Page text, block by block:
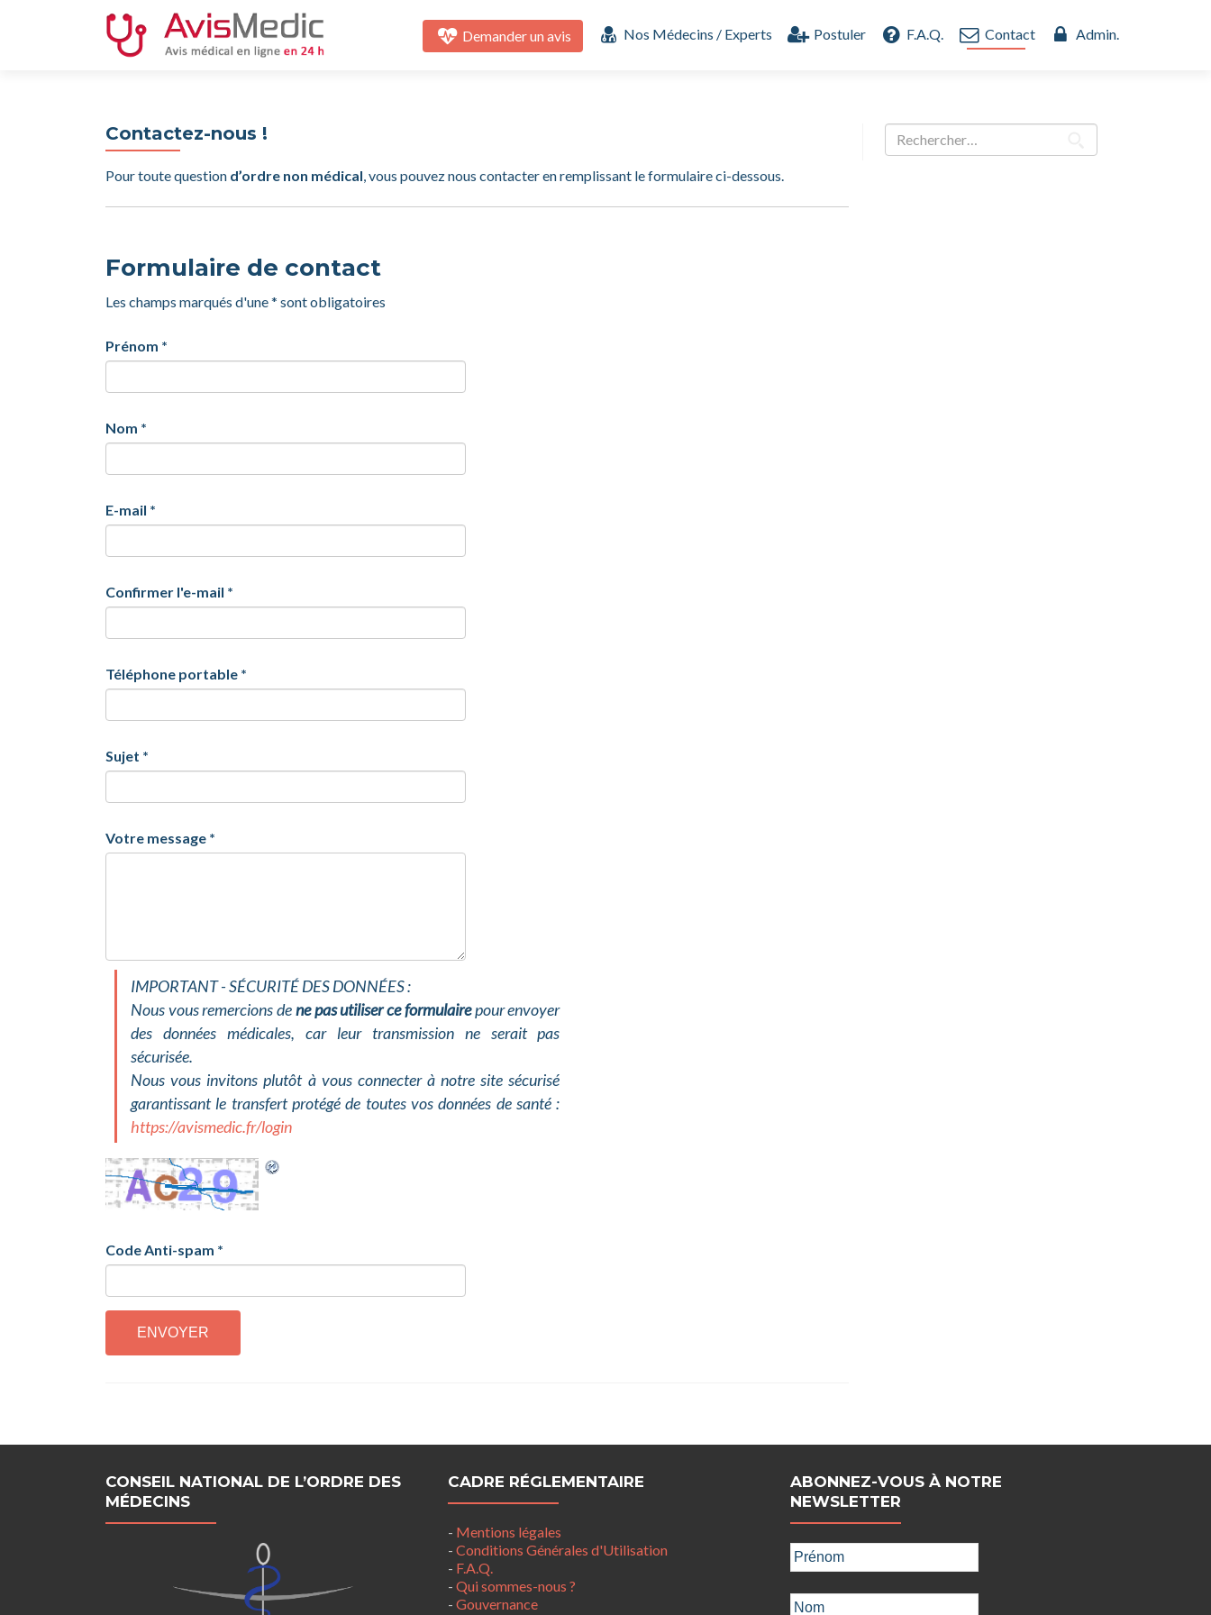
contenu
Demander un avis Nos Médecins / Experts Postuler F.A.Q. Contact Admin.
Contactez-nous !
Pour toute question d’ordre non médical, vous pouvez nous contacter en remplissant le formulaire ci-dessous.
Formulaire de contact
Les champs marqués d'une * sont obligatoires
Prénom *
Nom *
E-mail *
Confirmer l'e-mail *
Téléphone portable *
Sujet *
Votre message *
IMPORTANT - SÉCURITÉ DES DONNÉES :
Nous vous remercions dene pas utiliser ce formulairepour envoyer
des données médicales, car leur transmission ne serait pas
sécurisée.
Nous vous invitons plutôt à vous connecter à notre site sécurisé
garantissant le transfert protégé de toutes vos données de santé :
https://avismedic.fr/login
Code Anti-spam *
Rechercher :
CONSEIL NATIONAL DE L’ORDRE DES
MÉDECINS
CADRE RÉGLEMENTAIRE
- Mentions légales
- Conditions Générales d'Utilisation
- F.A.Q.
- Qui sommes-nous ?
- Gouvernance
ABONNEZ-VOUS À NOTRE
NEWSLETTER